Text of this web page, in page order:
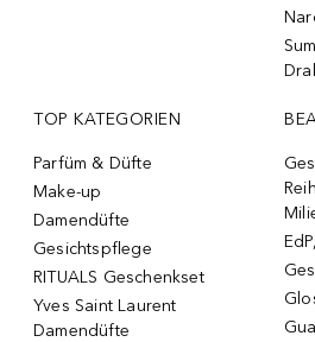
TOP KATEGORIEN
Parfüm & Düfte
Make-up
Damendüfte
Gesichtspflege
RITUALS Geschenkset
Yves Saint Laurent
Damendüfte